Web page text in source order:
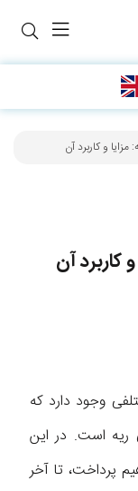
و کاربرد آن
کاربرد آن
وجود دارد که
ریه است. در این
پرداخت، تا آخر